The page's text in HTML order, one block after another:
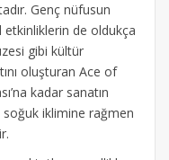
Genç nüfusun
de oldukça
gibi kültür
oluşturan Ace of
kadar sanatın
iklimine rağmen